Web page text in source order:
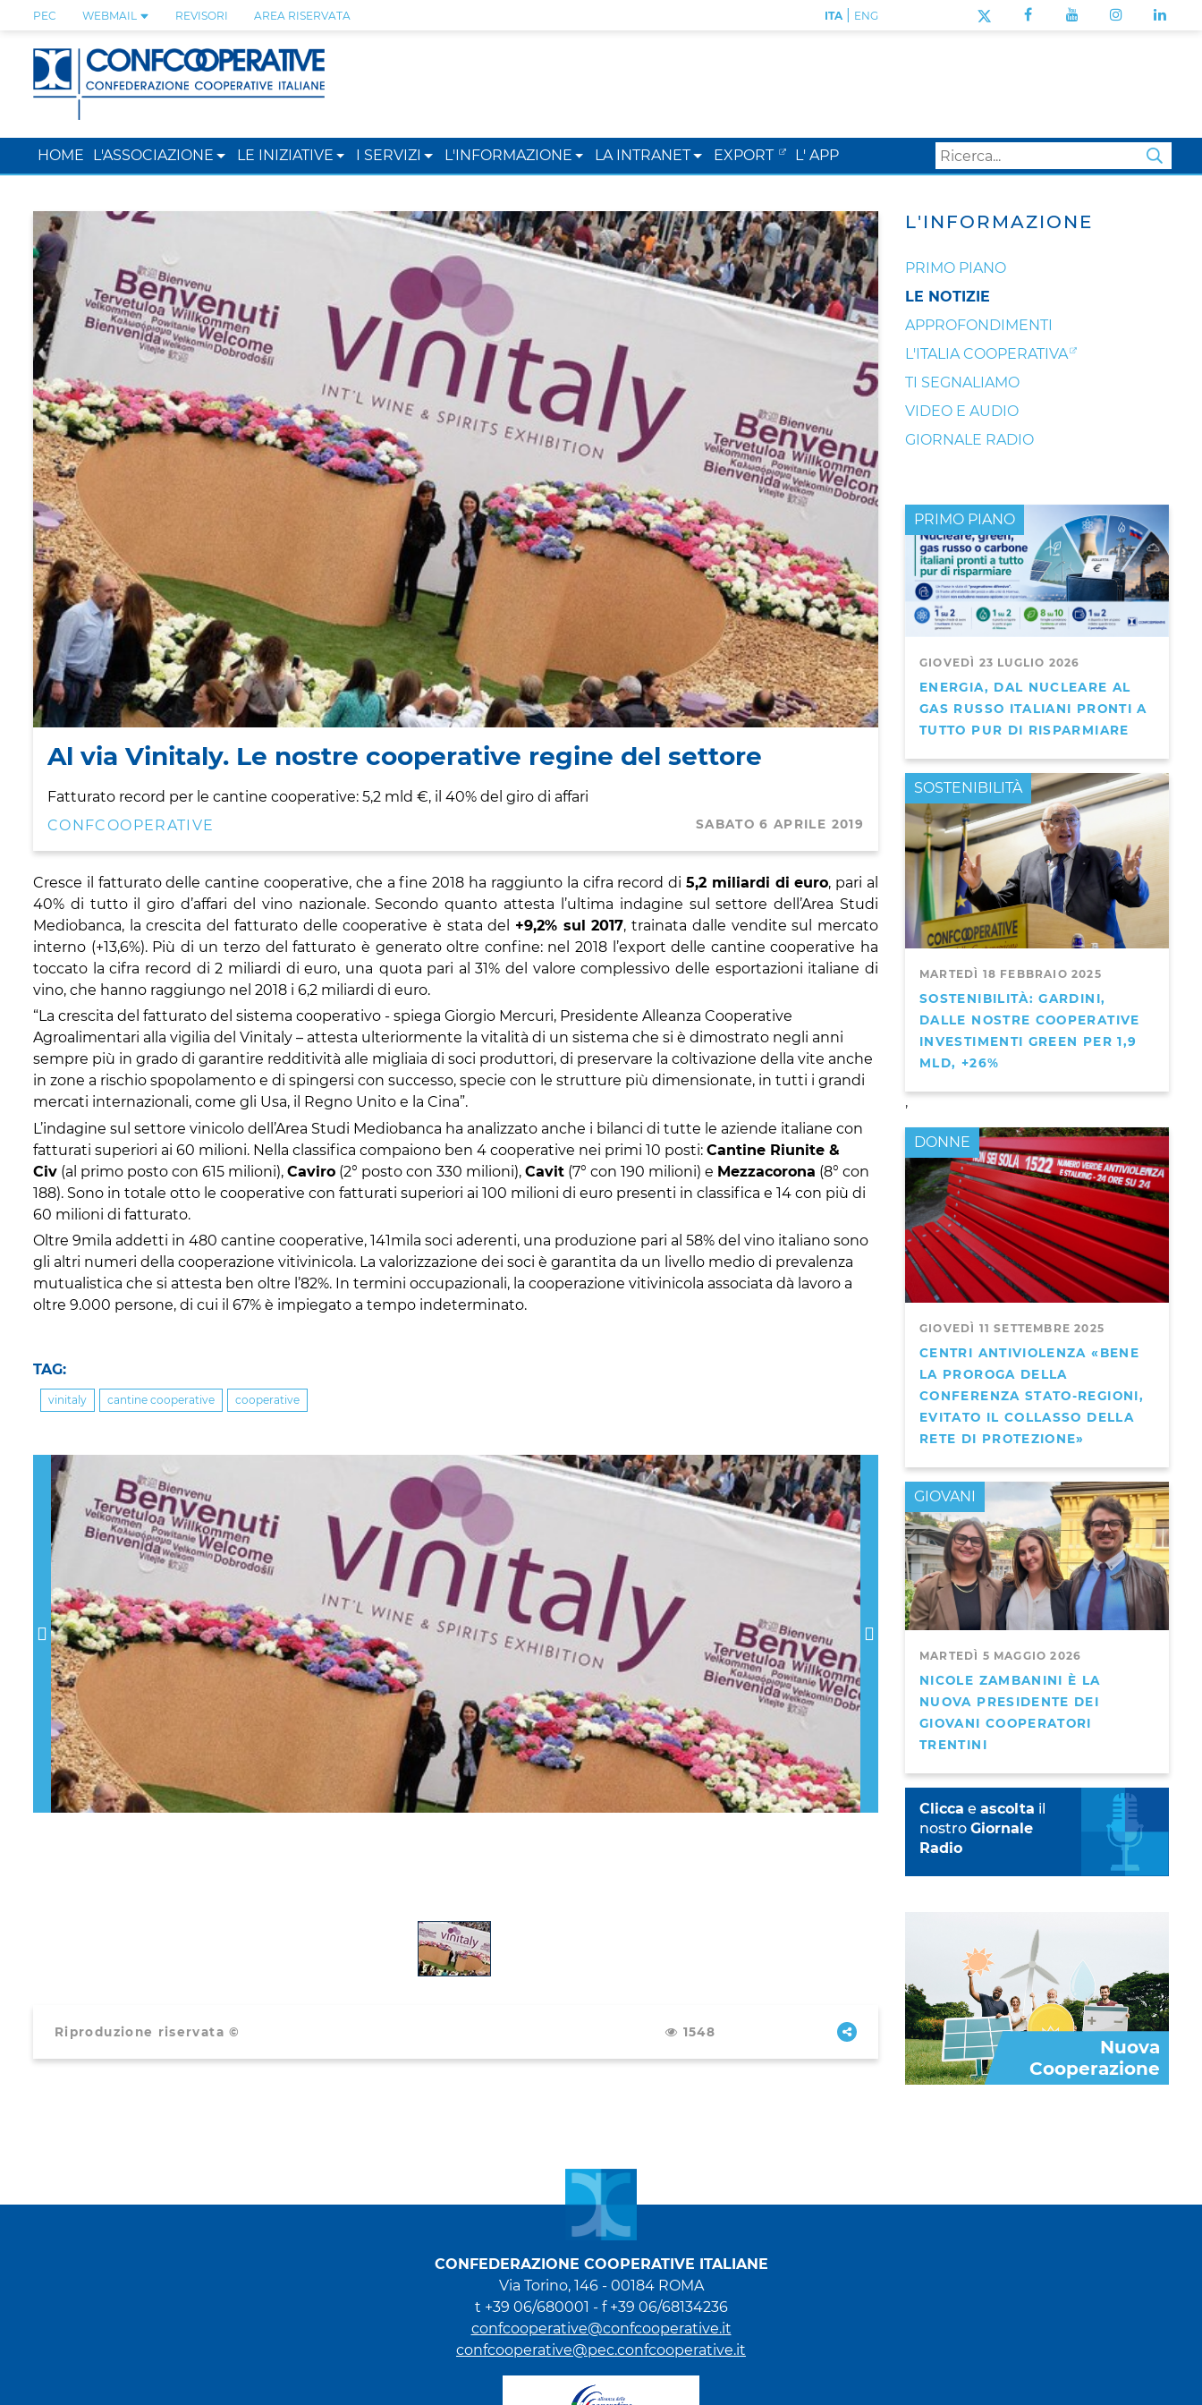
PEC WEBMAIL REVISORI AREA RISERVATA ITA| ENG
HOME L'ASSOCIAZIONE LE INIZIATIVE I SERVIZI L'INFORMAZIONE LA INTRANET EXPORT L' APP
Al via Vinitaly. Le nostre cooperative regine del settore
Fatturato record per le cantine cooperative: 5,2 mld €, il 40% del giro di affari
CONFCOOPERATIVE
SABATO 6 APRILE 2019
Cresce il fatturato delle cantine cooperative, che a fine 2018 ha raggiunto la cifra record di 5,2 miliardi di euro, pari al
40% di tutto il giro d’affari del vino nazionale. Secondo quanto attesta l’ultima indagine sul settore dell’Area Studi
Mediobanca, la crescita del fatturato delle cooperative è stata del +9,2% sul 2017, trainata dalle vendite sul mercato
interno (+13,6%). Più di un terzo del fatturato è generato oltre confine: nel 2018 l’export delle cantine cooperative ha
toccato la cifra record di 2 miliardi di euro, una quota pari al 31% del valore complessivo delle esportazioni italiane di
vino, che hanno raggiungo nel 2018 i 6,2 miliardi di euro.
“La crescita del fatturato del sistema cooperativo - spiega Giorgio Mercuri, Presidente Alleanza Cooperative
Agroalimentari alla vigilia del Vinitaly – attesta ulteriormente la vitalità di un sistema che si è dimostrato negli anni
sempre più in grado di garantire redditività alle migliaia di soci produttori, di preservare la coltivazione della vite anche
in zone a rischio spopolamento e di spingersi con successo, specie con le strutture più dimensionate, in tutti i grandi
mercati internazionali, come gli Usa, il Regno Unito e la Cina”.
L’indagine sul settore vinicolo dell’Area Studi Mediobanca ha analizzato anche i bilanci di tutte le aziende italiane con
fatturati superiori ai 60 milioni. Nella classifica compaiono ben 4 cooperative nei primi 10 posti: Cantine Riunite &
Civ (al primo posto con 615 milioni), Caviro (2° posto con 330 milioni), Cavit (7° con 190 milioni) e Mezzacorona (8° con
188). Sono in totale otto le cooperative con fatturati superiori ai 100 milioni di euro presenti in classifica e 14 con più di
60 milioni di fatturato.
Oltre 9mila addetti in 480 cantine cooperative, 141mila soci aderenti, una produzione pari al 58% del vino italiano sono
gli altri numeri della cooperazione vitivinicola. La valorizzazione dei soci è garantita da un livello medio di prevalenza
mutualistica che si attesta ben oltre l’82%. In termini occupazionali, la cooperazione vitivinicola associata dà lavoro a
oltre 9.000 persone, di cui il 67% è impiegato a tempo indeterminato.
TAG:
vinitaly cantine cooperative cooperative
Previous
Riproduzione riservata © 1548
L'INFORMAZIONE
PRIMO PIANO
LE NOTIZIE
APPROFONDIMENTI
L'ITALIA COOPERATIVA
TI SEGNALIAMO
VIDEO E AUDIO
GIORNALE RADIO
GIOVEDÌ 23 LUGLIO 2026
ENERGIA, DAL NUCLEARE AL
GAS RUSSO ITALIANI PRONTI A
TUTTO PUR DI RISPARMIARE
PRIMO PIANO
MARTEDÌ 18 FEBBRAIO 2025
SOSTENIBILITÀ: GARDINI,
DALLE NOSTRE COOPERATIVE
INVESTIMENTI GREEN PER 1,9
MLD, +26%
PRIMO PIANO
,
SOSTENIBILITÀ
GIOVEDÌ 11 SETTEMBRE 2025
CENTRI ANTIVIOLENZA «BENE
LA PROROGA DELLA
CONFERENZA STATO-REGIONI,
EVITATO IL COLLASSO DELLA
RETE DI PROTEZIONE»
DONNE
MARTEDÌ 5 MAGGIO 2026
NICOLE ZAMBANINI È LA
NUOVA PRESIDENTE DEI
GIOVANI COOPERATORI
TRENTINI
GIOVANI
Clicca e ascolta il
nostro Giornale
Radio
Nuova
Cooperazione
CONFEDERAZIONE COOPERATIVE ITALIANE
Via Torino, 146 - 00184 ROMA
t +39 06/680001 - f +39 06/68134236
confcooperative@confcooperative.it
confcooperative@pec.confcooperative.it